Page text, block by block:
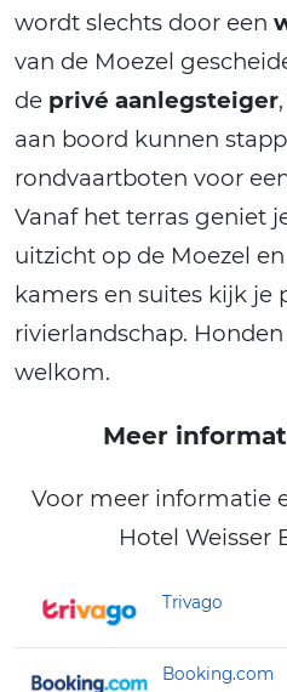
wordt slechts door een
van de Moezel
de privé aanlegsteiger
aan boord kunnen
rondvaartboten voor
Vanaf het terras geniet
uitzicht op de Moezel
kamers en suites kijk je
rivierlandschap.
welkom.
Meer
Voor meer informatie
Hotel Weisser
Trivago
Booking.com